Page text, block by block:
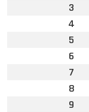
3
4
5
6
7
8
9